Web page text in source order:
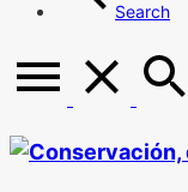
Search